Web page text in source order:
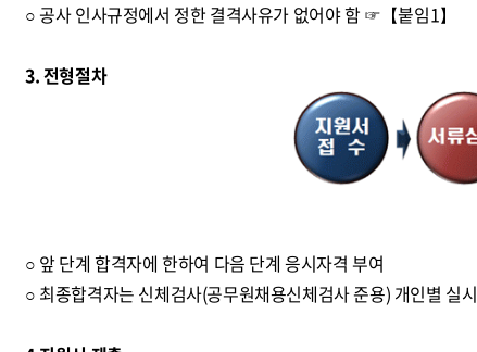
○ 공사 인사규정에서 정한 결격사유가 없어야 함 ☞【붙임1】
3. 전형절차
○ 앞 단계 합격자에 한하여 다음 단계 응시자격 부여
○ 최종합격자는 신체검사(공무원채용신체검사 준용) 개인별 실시